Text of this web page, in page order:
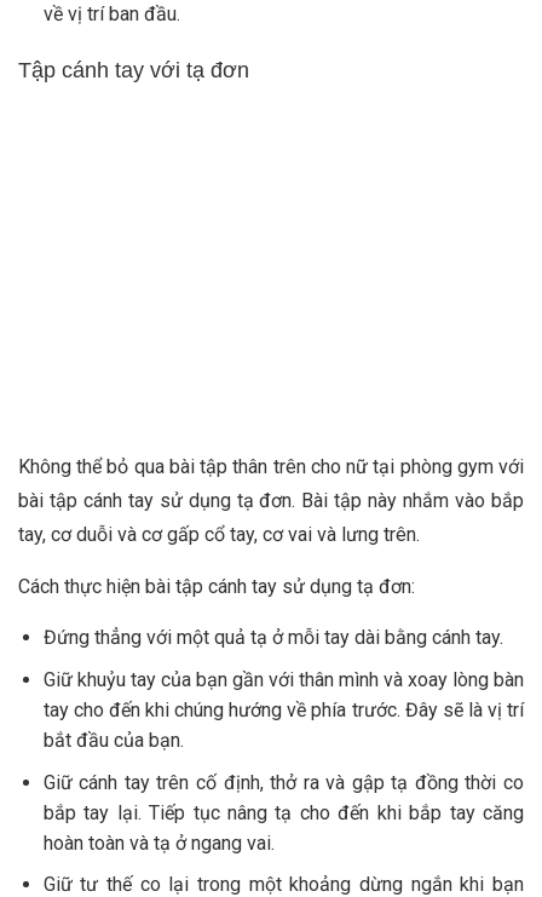
về vị trí ban đầu.
Tập cánh tay với tạ đơn
Không thể bỏ qua bài tập thân trên cho nữ tại phòng gym với
bài tập cánh tay sử dụng tạ đơn. Bài tập này nhắm vào bắp
tay, cơ duỗi và cơ gấp cổ tay, cơ vai và lưng trên.
Cách thực hiện bài tập cánh tay sử dụng tạ đơn:
Đứng thẳng với một quả tạ ở mỗi tay dài bằng cánh tay.
Giữ khuỷu tay của bạn gần với thân mình và xoay lòng bàn
tay cho đến khi chúng hướng về phía trước. Đây sẽ là vị trí
bắt đầu của bạn.
Giữ cánh tay trên cố định, thở ra và gập tạ đồng thời co
bắp tay lại. Tiếp tục nâng tạ cho đến khi bắp tay căng
hoàn toàn và tạ ở ngang vai.
Giữ tư thế co lại trong một khoảng dừng ngắn khi bạn